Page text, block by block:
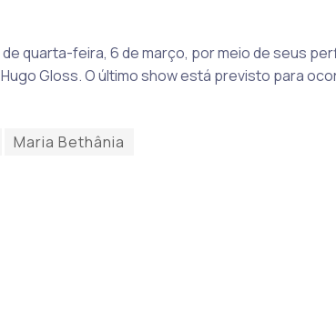
quarta-feira, 6 de março, por meio de seus
Gloss. O último show está previsto para
Maria Bethânia